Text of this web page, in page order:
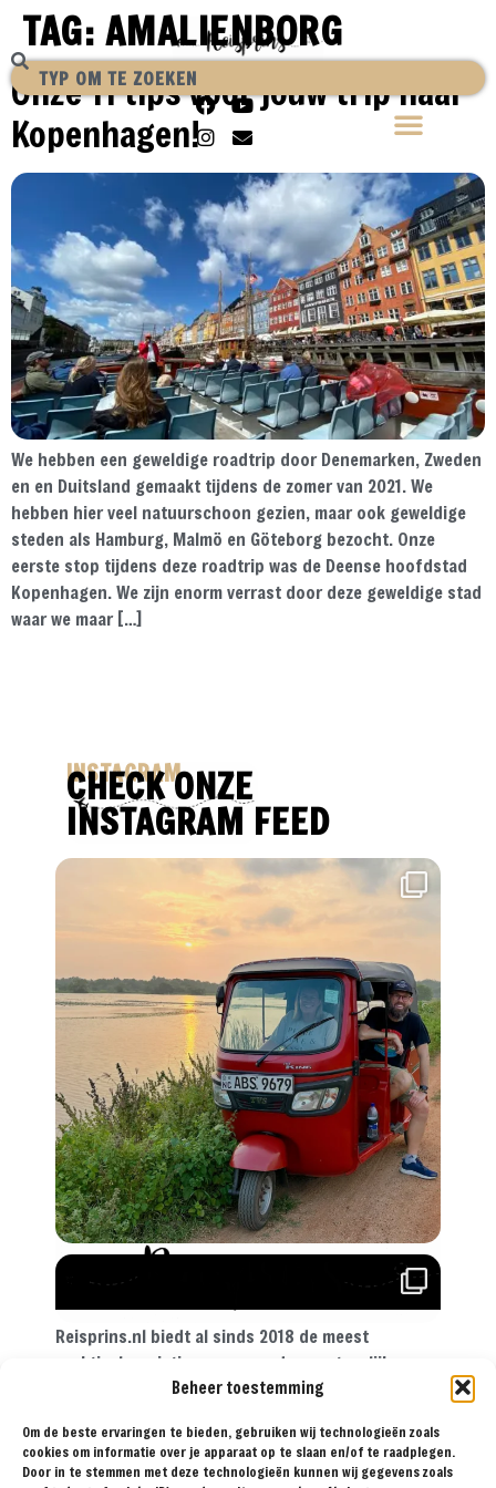
Beheer toestemming
Om de beste ervaringen te bieden, gebruiken wij technologieën zoals
cookies om informatie over je apparaat op te slaan en/of te raadplegen.
Door in te stemmen met deze technologieën kunnen wij gegevens zoals
TAG: AMALIENBORG
Onze 11 tips voor jouw trip naar
Kopenhagen!
We hebben een geweldige roadtrip door Denemarken, Zweden
en en Duitsland gemaakt tijdens de zomer van 2021. We
hebben hier veel natuurschoon gezien, maar ook geweldige
steden als Hamburg, Malmö en Göteborg bezocht. Onze
eerste stop tijdens deze roadtrip was de Deense hoofdstad
Kopenhagen. We zijn enorm verrast door deze geweldige stad
waar we maar […]
INSTAGRAM
CHECK ONZE
INSTAGRAM FEED
Reisprins.nl biedt al sinds 2018 de meest
praktische reistips aan voor de avontuurlijke
reiziger. Met onze tips, reisroutes en